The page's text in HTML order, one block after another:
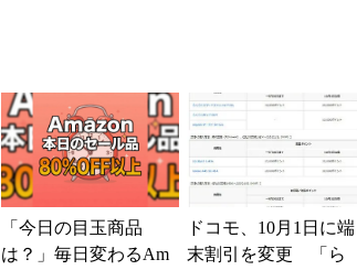
「今日の目玉商品
は？」毎日変わるAm
ドコモ、10月1日に端
末割引を変更 「ら